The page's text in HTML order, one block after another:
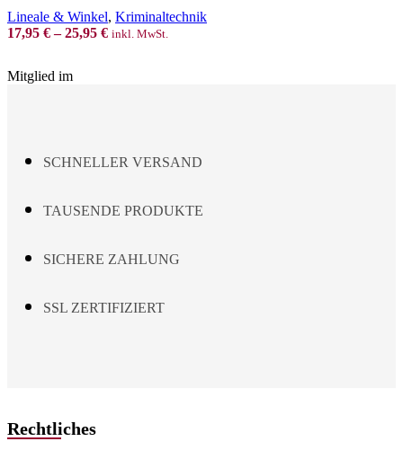
options
may
Lineale & Winkel, Kriminaltechnik
17,95 €–25,95 € inkl. MwSt.
Mitglied im
SCHNELLER VERSAND
TAUSENDE PRODUKTE
SICHERE ZAHLUNG
SSL ZERTIFIZIERT
Rechtliches